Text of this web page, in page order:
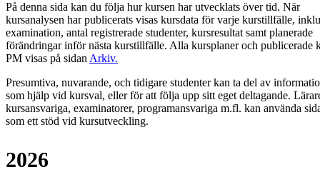
På denna sida kan du följa hur kursen har utvecklats över tid. När
kursanalysen har publicerats visas kursdata för varje kurstillfälle,
examination, antal registrerade studenter, kursresultat samt planerade
förändringar inför nästa kurstillfälle. Alla kursplaner och publicerade
PM visas på sidan Arkiv.
Presumtiva, nuvarande, och tidigare studenter kan ta del av
som hjälp vid kursval, eller för att följa upp sitt eget deltagande.
kursansvariga, examinatorer, programansvariga m.fl. kan använda
som ett stöd vid kursutveckling.
2026